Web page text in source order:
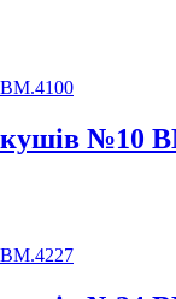
№10